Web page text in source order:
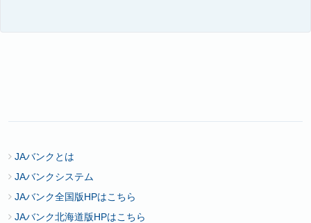
JAバンクとは
JAバンクシステム
JAバンク全国版HPはこちら
JAバンク北海道版HPはこちら